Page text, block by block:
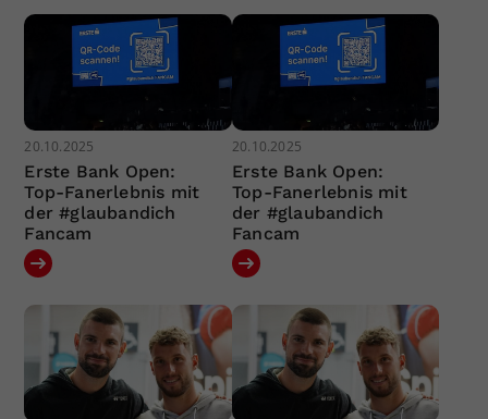
20.10.2025
Erste Bank Open:
Top-Fanerlebnis mit
der #glaubandich
Fancam
20.10.2025
Erste Bank Open:
Top-Fanerlebnis mit
der #glaubandich
Fancam